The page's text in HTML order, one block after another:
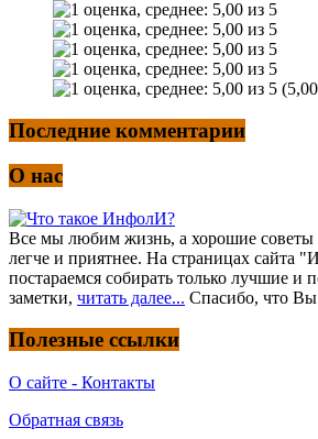
Последние комментарии
О нас
Все мы любим жизнь, а хорошие советы
легче и приятнее. На страницах сайта
постараемся собирать только лучшие и
заметки, читать далее... Спасибо, что
Полезные ссылки
О сайте - Контакты
Обратная связь